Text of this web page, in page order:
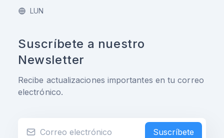
LUN
Suscríbete a nuestro
Newsletter
Recibe actualizaciones importantes en tu correo
electrónico.
Suscríbete